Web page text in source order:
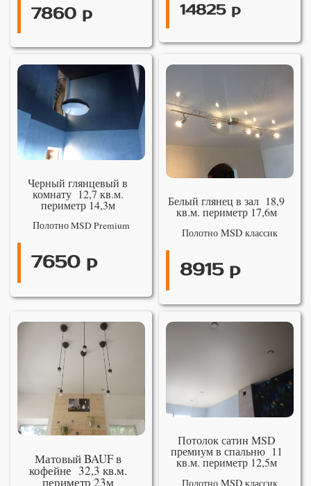
7860 р 14825 р
Черный глянцевый в
комнату 12,7 кв.м.
периметр 14,3м
Полотно MSD Premium
7650 р
Белый глянец в зал 18,9
кв.м. периметр 17,6м
Полотно MSD классик
8915 р
Матовый BAUF в
кофейне 32,3 кв.м.
периметр 23м
Потолок сатин MSD
премиум в спальню 11
кв.м. периметр 12,5м
Полотно MSD классик